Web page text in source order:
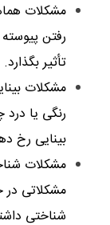
مشکلات
رفتن
تأثیر بگذارد.
مشکلات
رنگی یا
بینایی رخ
مشکلات
مشکلاتی در
شناختی